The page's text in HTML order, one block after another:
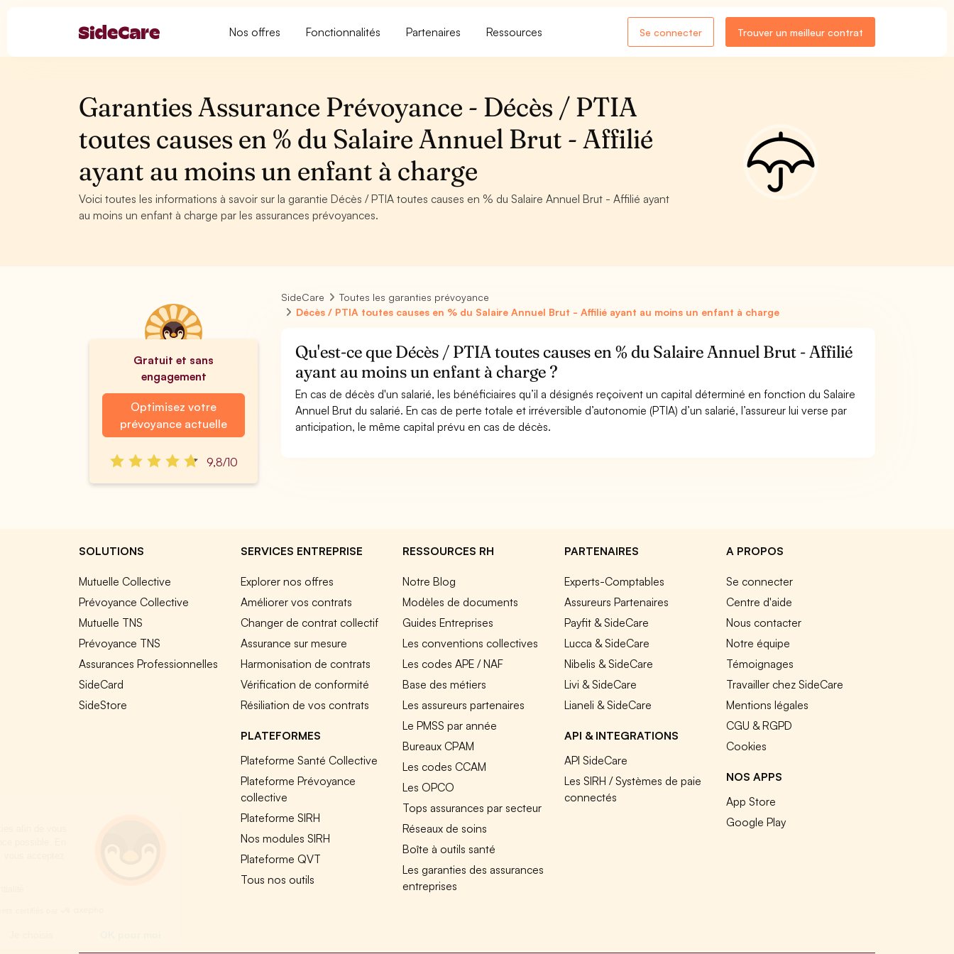
Nos offres Fonctionnalités Partenaires Ressources Se connecter Trouver un meilleur contrat
Garanties Assurance Prévoyance - Décès / PTIA
toutes causes en % du Salaire Annuel Brut - Affilié
ayant au moins un enfant à charge
Voici toutes les informations à savoir sur la garantie Décès / PTIA toutes causes en % du Salaire Annuel Brut - Affilié ayant
au moins un enfant à charge par les assurances prévoyances.
Gratuit et sans
engagement
Optimisez votre
prévoyance actuelle
9,8/10
SideCare
Toutes les garanties prévoyance
Décès / PTIA toutes causes en % du Salaire Annuel Brut - Affilié ayant au moins un enfant à charge
Qu'est-ce que Décès / PTIA toutes causes en % du Salaire Annuel Brut - Affilié
ayant au moins un enfant à charge ?
En cas de décès d'un salarié, les bénéficiaires qu’il a désignés reçoivent un capital déterminé en fonction du Salaire
Annuel Brut du salarié. En cas de perte totale et irréversible d’autonomie (PTIA) d’un salarié, l’assureur lui verse par
anticipation, le même capital prévu en cas de décès.
SOLUTIONS
Mutuelle Collective
Prévoyance Collective
Mutuelle TNS
Prévoyance TNS
Assurances Professionnelles
SideCard
SideStore
SERVICES ENTREPRISE
Explorer nos offres
Améliorer vos contrats
Changer de contrat collectif
Assurance sur mesure
Harmonisation de contrats
Vérification de conformité
Résiliation de vos contrats
PLATEFORMES
Plateforme Santé Collective
Plateforme Prévoyance
collective
Plateforme SIRH
Nos modules SIRH
Plateforme QVT
Tous nos outils
RESSOURCES RH
Notre Blog
Modèles de documents
Guides Entreprises
Les conventions collectives
Les codes APE / NAF
Base des métiers
Les assureurs partenaires
Le PMSS par année
Bureaux CPAM
Les codes CCAM
Les OPCO
Tops assurances par secteur
Réseaux de soins
Boîte à outils santé
Les garanties des assurances
entreprises
PARTENAIRES
Experts-Comptables
Assureurs Partenaires
Payfit & SideCare
Lucca & SideCare
Nibelis & SideCare
Livi & SideCare
Lianeli & SideCare
API & INTEGRATIONS
API SideCare
Les SIRH / Systèmes de paie
connectés
A PROPOS
Se connecter
Centre d'aide
Nous contacter
Notre équipe
Témoignages
Travailler chez SideCare
Mentions légales
CGU & RGPD
Cookies
NOS APPS
App Store
Google Play